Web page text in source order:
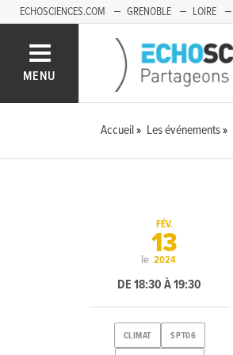
ECHOSCIENCES.COM GRENOBLE LOIRE
MENU
Accueil Les événements
le
FÉV.
13
2024
DE 18:30 À 19:30
CLIMAT SPT06